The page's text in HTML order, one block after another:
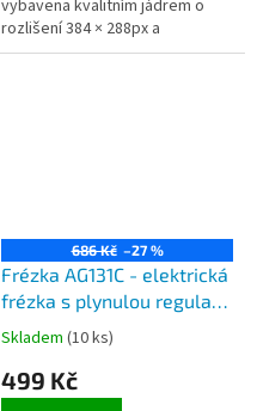
vybavena kvalitním jádrem o
rozlišení 384 × 288px a
displejem OLED 1024 × 768px,
686 Kč –27 %
Frézka AG131C - elektrická
frézka s plynulou regulací
+ sada 6 fréz
Skladem (10 ks)
499 Kč